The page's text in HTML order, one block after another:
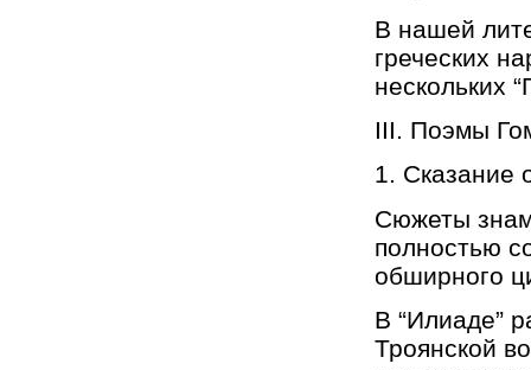
В нашей
греческих
нескольких
III. Поэмы
1. Сказание
Сюжеты
полностью
обширного
В “Илиаде”
Троянской